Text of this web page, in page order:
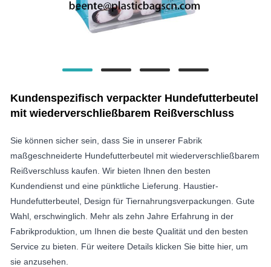
Kundenspezifisch verpackter Hundefutterbeutel
mit wiederverschließbarem Reißverschluss
Sie können sicher sein, dass Sie in unserer Fabrik
maßgeschneiderte Hundefutterbeutel mit wiederverschließbarem
Reißverschluss kaufen. Wir bieten Ihnen den besten
Kundendienst und eine pünktliche Lieferung. Haustier-
Hundefutterbeutel, Design für Tiernahrungsverpackungen. Gute
Wahl, erschwinglich. Mehr als zehn Jahre Erfahrung in der
Fabrikproduktion, um Ihnen die beste Qualität und den besten
Service zu bieten. Für weitere Details klicken Sie bitte hier, um
sie anzusehen.